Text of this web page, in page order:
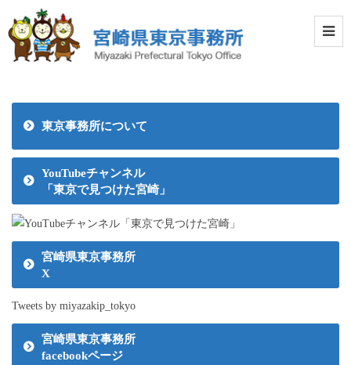
東京事務所について
YouTubeチャンネル
「東京で見つけた宮崎」
宮崎県東京事務所
X
Tweets by miyazakip_tokyo
宮崎県東京事務所
facebookページ